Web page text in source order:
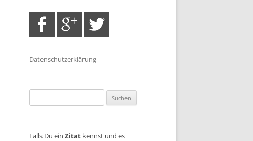
Datenschutzerklärung
nach:
Falls Du ein Zitat kennst und es